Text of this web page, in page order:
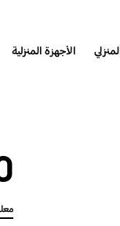
الأجهزة المنزلية